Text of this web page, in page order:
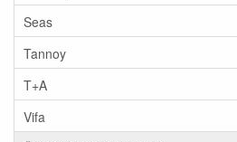
Seas
Tannoy
T+A
Vifa